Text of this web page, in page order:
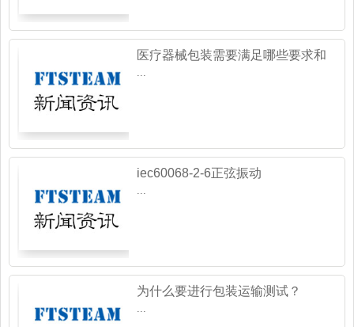
医疗器械包装需要满足哪些要求和
...
iec60068-2-6正弦振动
为什么要进行包装运输测试？